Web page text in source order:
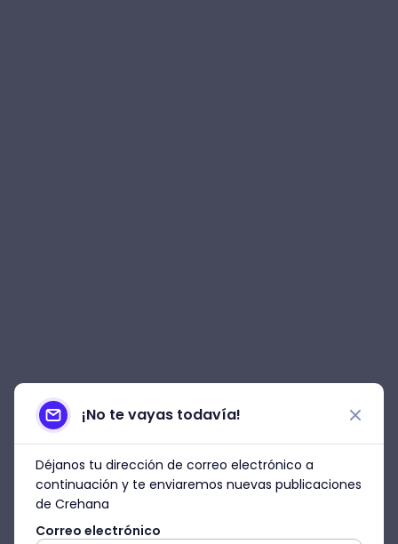
¡No te vayas todavía!
Déjanos tu dirección de correo electrónico a
continuación y te enviaremos nuevas publicaciones
de Crehana
Correo electrónico